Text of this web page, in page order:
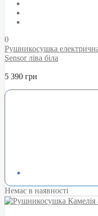
0
Рушникосушка
Sensor ліва біла
5 390 грн
Немає в наявності